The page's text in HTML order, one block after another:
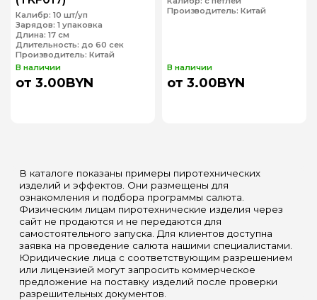
Калибр: 10 шт/уп
Зарядов: 1 упаковка
Длина: 17 см
Длительность: до 60 сек
Производитель: Китай
В наличии
от 3.00BYN
Производитель: Китай
В наличии
от 3.00BYN
В каталоге показаны примеры пиротехнических
изделий и эффектов. Они размещены для
ознакомления и подбора программы салюта.
Физическим лицам пиротехнические изделия через
сайт не продаются и не передаются для
самостоятельного запуска. Для клиентов доступна
заявка на проведение салюта нашими специалистами.
Юридические лица с соответствующим разрешением
или лицензией могут запросить коммерческое
предложение на поставку изделий после проверки
разрешительных документов.